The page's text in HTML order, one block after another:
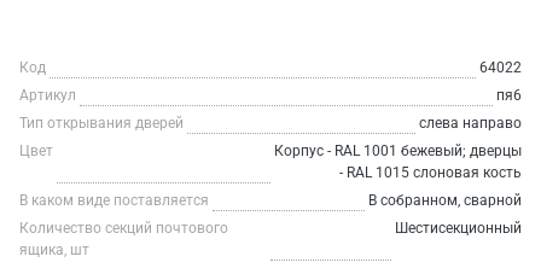
Код
64022
Артикул
пя6
Тип открывания дверей
слева направо
Цвет
Корпус - RAL 1001 бежевый; дверцы
- RAL 1015 слоновая кость
В каком виде поставляется
В собранном, сварной
Количество секций почтового
ящика, шт
Шестисекционный